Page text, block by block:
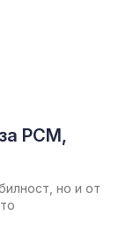
РСМ,
но и от